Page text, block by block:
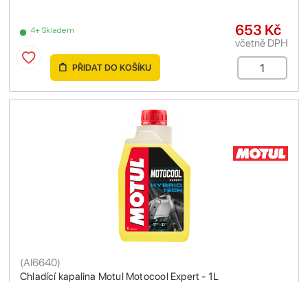
4+ Skladem 653 Kč
včetně DPH
PŘIDAT DO KOŠÍKU
Chladící kapalina Motul Motocool Expert - 1L
(AI6640)